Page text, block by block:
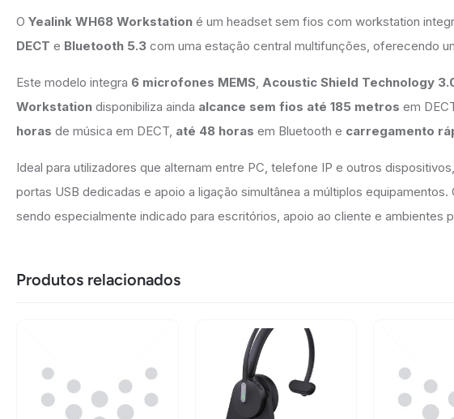
O Yealink WH68 Workstation é um headset sem fios com workstation
DECT e Bluetooth 5.3 com uma estação central multifunções, oferecendo
Este modelo integra 6 microfones MEMS, Acoustic Shield Technology
Workstation disponibiliza ainda alcance sem fios até 185 metros em
horas de música em DECT, até 48 horas em Bluetooth e carregamento
Ideal para utilizadores que alternam entre PC, telefone IP e outros
portas USB dedicadas e apoio a ligação simultânea a múltiplos equipamentos.
sendo especialmente indicado para escritórios, apoio ao cliente e ambientes
Produtos relacionados